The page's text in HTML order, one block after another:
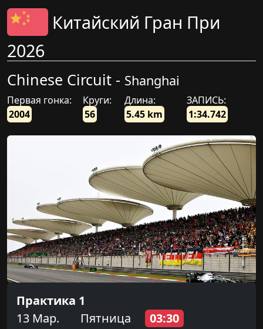
Китайский Гран При
2026
Chinese Circuit - Shanghai
Первая гонка:
2004
Круги:
56
Длина:
5.45 km
ЗАПИСЬ:
1:34.742
Практика 1
13 Мар.
Пятница 03:30